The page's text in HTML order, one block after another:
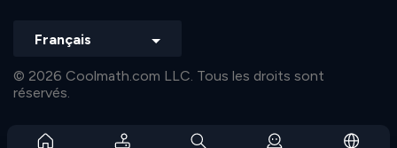
Français
© 2026 Coolmath.com LLC. Tous les droits sont
réservés.